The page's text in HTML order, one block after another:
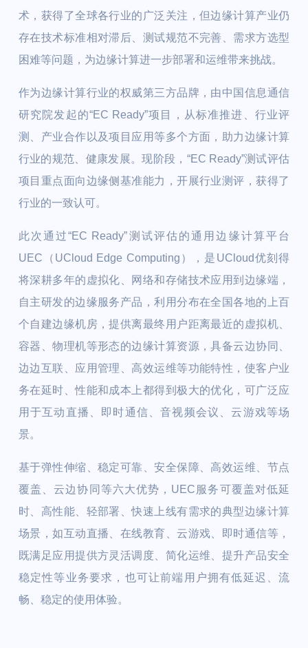
术，获得了全球各行业的广泛关注，但边缘计算产业仍
存在技术标准相对滞后、测试规范不完善、需求方选型
困难等问题，为边缘计算进一步部署和运维带来挑战。
作为边缘计算行业的权威第三方品牌，由中国信息通信
研究院发起的“EC Ready”项目，从标准推进、行业评
测、产业合作以及项目应用等多个方面，助力边缘计算
行业的规范、健康发展。现阶段，“EC Ready”测试评估
项目重点面向边缘侧基准能力，开展行业测评，获得了
行业的一致认可。
此次通过“EC Ready”测试评估的通用边缘计算平台
UEC（UCloud Edge Computing），是UCloud优刻得
将深耕多年的虚拟化、网络和存储技术应用到边缘端，
自主研发的边缘服务产品，利用分布在全国各地的上百
个自建边缘机房，提供离最终用户距离最近的虚拟机、
容器、物理机等形态的边缘计算资源，具备云边协同、
边边互联、应用管理、高效运维等功能特性，使客户业
务在延时、性能和成本上都得到极大的优化，可广泛应
用于互动直播、即时通信、音视频会议、云游戏等场
景。
基于弹性伸缩、稳定可靠、安全保障、高效运维、节点
覆盖、云边协同等六大优势，UEC服务可覆盖对低延
时、高性能、轻部署、快速上线有需求的典型边缘计算
场景，如互动直播、在线教育、云游戏、即时通信等，
既满足应用提供方灵活调度、简化运维、提升产品安全
稳定性等业务要求，也可让前端用户拥有低延迟、流
畅、稳定的使用体验。